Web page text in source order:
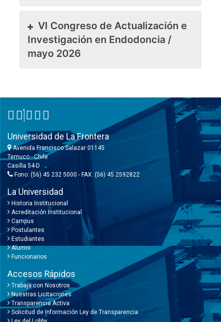
VI Congreso de Actualización e
Investigación en Endodoncia /
mayo 2026
Universidad de La Frontera
Avenida Francisco Salazar 01145
Temuco - Chile
Casilla 54-D
Fono: (56) 45 232 5000 - FAX: (56) 45 2592822
La Universidad
Historia Institucional
Acreditación Institucional
Campus
Postulantes
Estudiantes
Alumni
Funcionarios
Accesos Rápidos
Trabaja con Nosotros
Nuestras Licitaciones
Transparencia Activa
Solicitud de Información Ley de Transparencia